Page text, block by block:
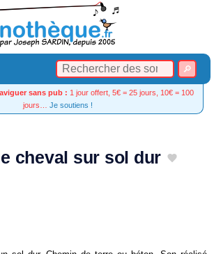
sans pub : 1 jour offert, 5€ = 25 jours, 10€ = 100
jours… Je soutiens !
cheval sur sol dur